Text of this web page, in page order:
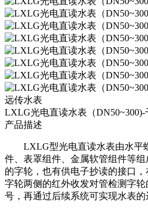
远传水表
LXLG光电直读水表（DN50~300)-
产品描述
LXLG型光电直读水表由水平
件、表罩组件、金属软管组件等
的字轮，也有供电子抄读的接口
字轮两侧的红外收发对管检测字
号，再通过后续系统可实现水表